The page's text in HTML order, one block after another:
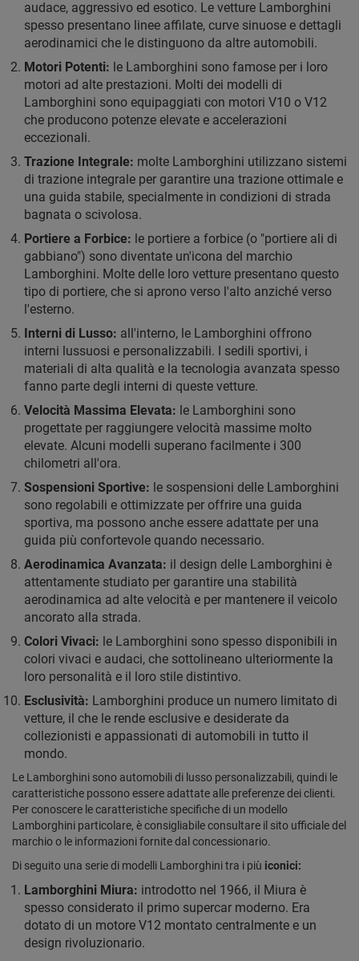
audace, aggressivo ed esotico. Le vetture Lamborghini
spesso presentano linee affilate, curve sinuose e dettagli
aerodinamici che le distinguono da altre automobili.
Motori Potenti: le Lamborghini sono famose per i loro
motori ad alte prestazioni. Molti dei modelli di
Lamborghini sono equipaggiati con motori V10 o V12
che producono potenze elevate e accelerazioni
eccezionali.
Trazione Integrale: molte Lamborghini utilizzano sistemi
di trazione integrale per garantire una trazione ottimale e
una guida stabile, specialmente in condizioni di strada
bagnata o scivolosa.
Portiere a Forbice: le portiere a forbice (o "portiere ali di
gabbiano") sono diventate un'icona del marchio
Lamborghini. Molte delle loro vetture presentano questo
tipo di portiere, che si aprono verso l'alto anziché verso
l'esterno.
Interni di Lusso: all'interno, le Lamborghini offrono
interni lussuosi e personalizzabili. I sedili sportivi, i
materiali di alta qualità e la tecnologia avanzata spesso
fanno parte degli interni di queste vetture.
Velocità Massima Elevata: le Lamborghini sono
progettate per raggiungere velocità massime molto
elevate. Alcuni modelli superano facilmente i 300
chilometri all'ora.
Sospensioni Sportive: le sospensioni delle Lamborghini
sono regolabili e ottimizzate per offrire una guida
sportiva, ma possono anche essere adattate per una
guida più confortevole quando necessario.
Aerodinamica Avanzata: il design delle Lamborghini è
attentamente studiato per garantire una stabilità
aerodinamica ad alte velocità e per mantenere il veicolo
ancorato alla strada.
Colori Vivaci: le Lamborghini sono spesso disponibili in
colori vivaci e audaci, che sottolineano ulteriormente la
loro personalità e il loro stile distintivo.
Esclusività: Lamborghini produce un numero limitato di
vetture, il che le rende esclusive e desiderate da
collezionisti e appassionati di automobili in tutto il
mondo.
Le Lamborghini sono automobili di lusso personalizzabili, quindi le
caratteristiche possono essere adattate alle preferenze dei clienti.
Per conoscere le caratteristiche specifiche di un modello
Lamborghini particolare, è consigliabile consultare il sito ufficiale del
marchio o le informazioni fornite dal concessionario.
Di seguito una serie di modelli Lamborghini tra i più iconici:
Lamborghini Miura: introdotto nel 1966, il Miura è
spesso considerato il primo supercar moderno. Era
dotato di un motore V12 montato centralmente e un
design rivoluzionario.